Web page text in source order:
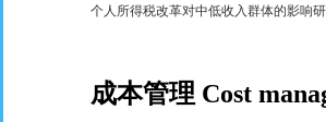
个人所得税改革对中低收入群体的影响
成本管理 Cost